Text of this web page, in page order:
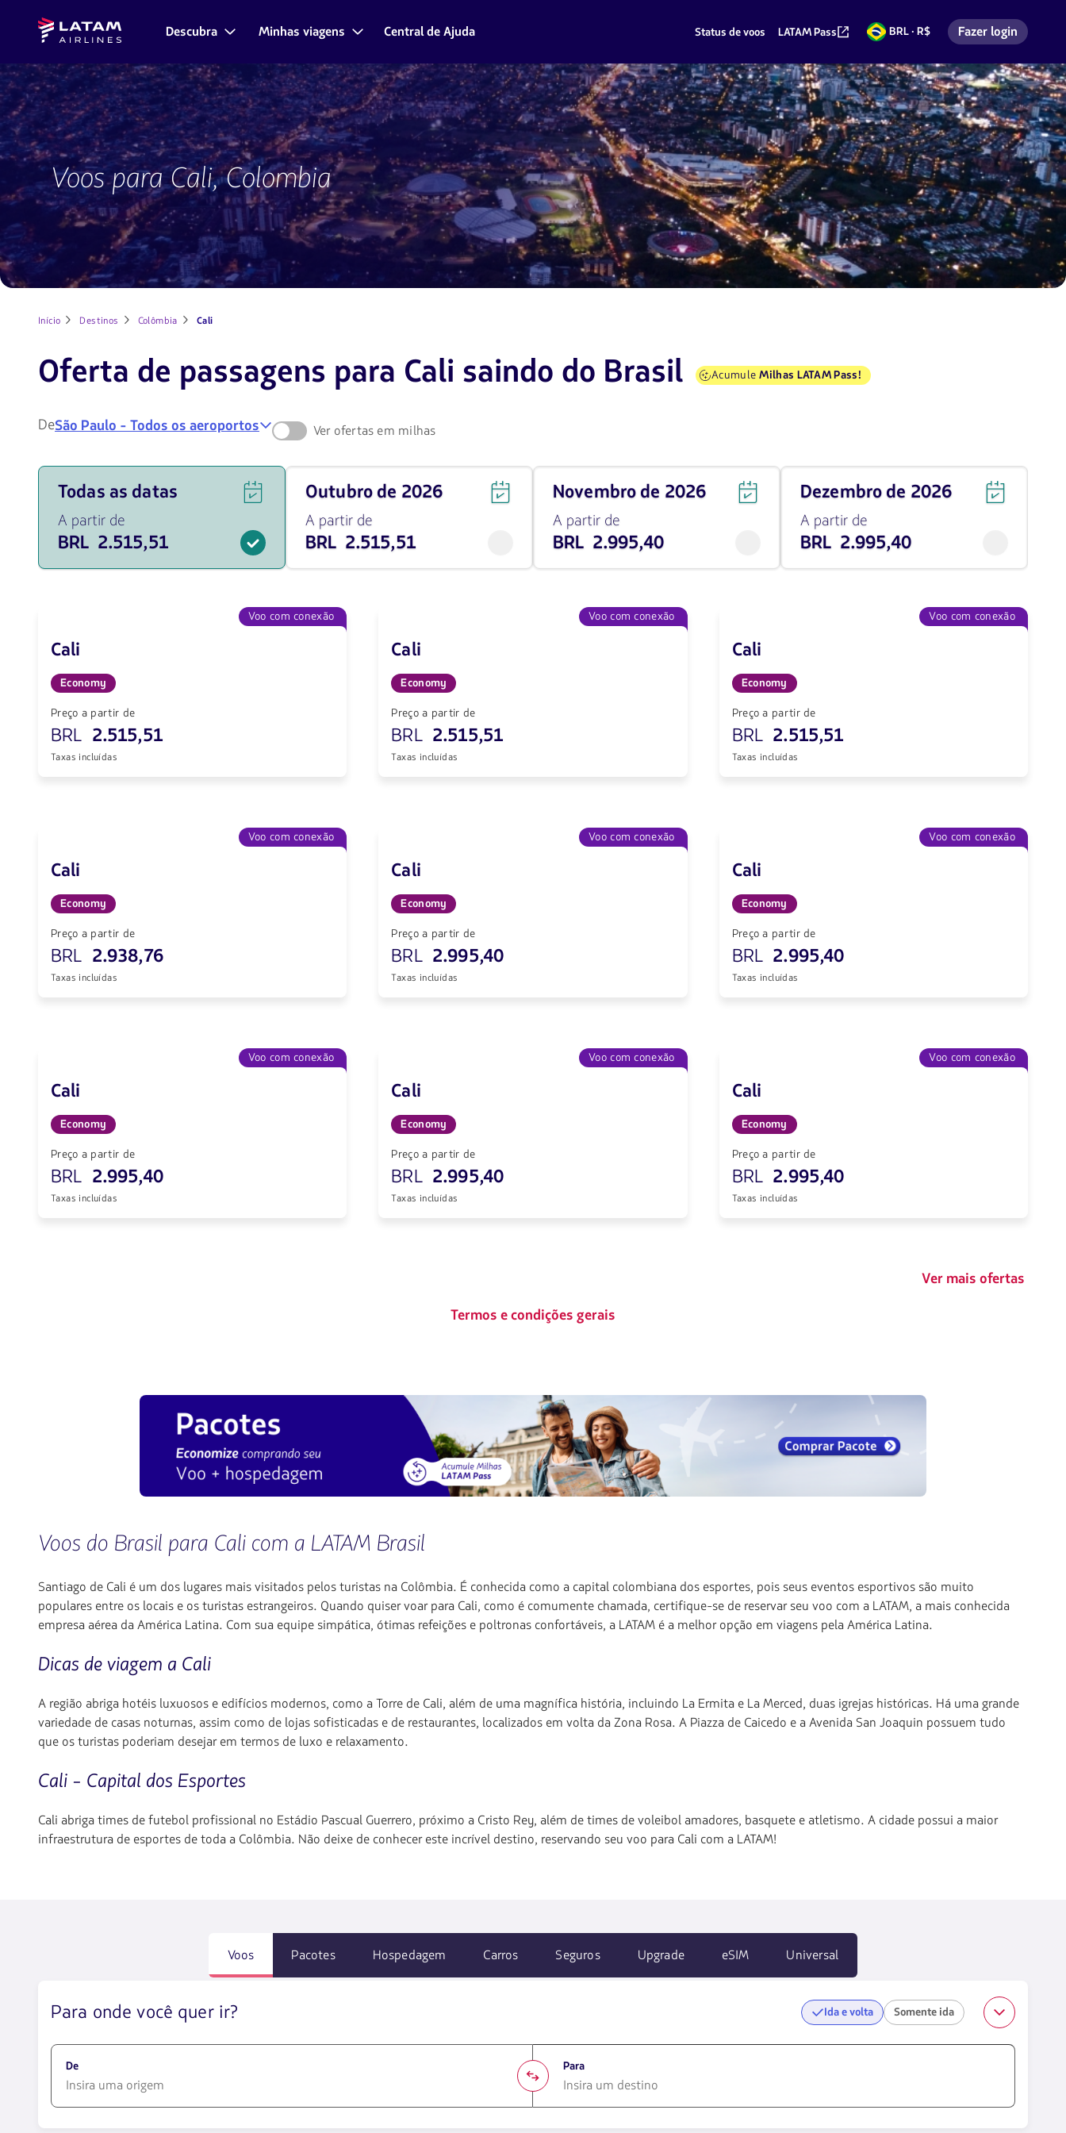
conteúdo
principal.
Navegação
seções
de
usuário.
Latam
Airlines
Descubra Minhas viagens Central de Ajuda Status de voos LATAM Pass BRL · R$
Reais Entrar na minha
Fazer login
Voos
para
Voos para Cali, Colombia
Início Destinos Colômbia Cali
Oferta de passagens para Cali saindo do Brasil AcumuleMilhas LATAM Pass!
DeSão Paulo - Todos os aeroportos Ver ofertas em milhas
Ver
ofertas
de
voos
para
as
2515.51
BRL.
Todas as datas
A partir de
BRL 2.515,51
Viaja
em
outubro
de
2026
2515.51
outubro de 2026
A partir de
BRL 2.515,51
Viaja
em
novembro
de
2026
2995.4
novembro de 2026
A partir de
BRL 2.995,40
Viaja
em
dezembro
de
2026
2995.4
dezembro de 2026
A partir de
BRL 2.995,40
Voo com conexão
Cali
Economy
Preço a partir de
BRL 2.515,51
Taxas incluídas
Voo com conexão
Cali
Economy
Preço a partir de
BRL 2.515,51
Taxas incluídas
Voo com conexão
Cali
Economy
Preço a partir de
BRL 2.515,51
Taxas incluídas
Voo com conexão
Cali
Economy
Preço a partir de
BRL 2.938,76
Taxas incluídas
Voo com conexão
Cali
Economy
Preço a partir de
BRL 2.995,40
Taxas incluídas
Voo com conexão
Cali
Economy
Preço a partir de
BRL 2.995,40
Taxas incluídas
Voo com conexão
Cali
Economy
Preço a partir de
BRL 2.995,40
Taxas incluídas
Voo com conexão
Cali
Economy
Preço a partir de
BRL 2.995,40
Taxas incluídas
Voo com conexão
Cali
Economy
Preço a partir de
BRL 2.995,40
Taxas incluídas
Ver mais ofertas
Termos e condições gerais
Voos do Brasil para Cali com a LATAM Brasil
Santiago de Cali é um dos lugares mais visitados pelos turistas na Colômbia. É conhecida como a capital colombiana dos esportes, pois seus eventos esportivos são muito
populares entre os locais e os turistas estrangeiros. Quando quiser voar para Cali, como é comumente chamada, certifique-se de reservar seu voo com a LATAM, a mais conhecida
empresa aérea da América Latina. Com sua equipe simpática, ótimas refeições e poltronas confortáveis, a LATAM é a melhor opção em viagens pela América Latina.
Dicas de viagem a Cali
A região abriga hotéis luxuosos e edifícios modernos, como a Torre de Cali, além de uma magnífica história, incluindo La Ermita e La Merced, duas igrejas históricas. Há uma grande
variedade de casas noturnas, assim como de lojas sofisticadas e de restaurantes, localizados em volta da Zona Rosa. A Piazza de Caicedo e a Avenida San Joaquin possuem tudo
que os turistas poderiam desejar em termos de luxo e relaxamento.
Cali - Capital dos Esportes
Cali abriga times de futebol profissional no Estádio Pascual Guerrero, próximo a Cristo Rey, além de times de voleibol amadores, basquete e atletismo. A cidade possui a maior
infraestrutura de esportes de toda a Colômbia. Não deixe de conhecer este incrível destino, reservando seu voo para Cali com a LATAM!
Voos Pacotes Hospedagem Carros Seguros Upgrade eSIM Universal
Para onde você quer ir? Ida e volta Somente ida
De Para